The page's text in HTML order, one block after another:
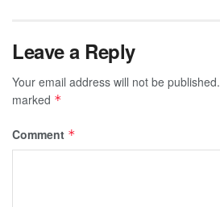
Leave a Reply
Your email address will not be published.
marked *
Comment *